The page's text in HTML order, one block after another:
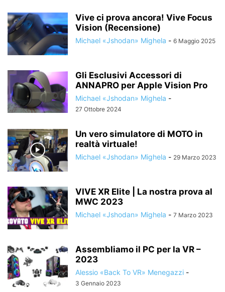
Vive ci prova ancora! Vive Focus
Vision (Recensione)
Michael «Jshodan» Mighela - 6 Maggio 2025
Gli Esclusivi Accessori di
ANNAPRO per Apple Vision Pro
Michael «Jshodan» Mighela -
27 Ottobre 2024
Un vero simulatore di MOTO in
realtà virtuale!
Michael «Jshodan» Mighela - 29 Marzo 2023
VIVE XR Elite | La nostra prova al
MWC 2023
Michael «Jshodan» Mighela - 7 Marzo 2023
Assembliamo il PC per la VR –
2023
Alessio «Back To VR» Menegazzi -
3 Gennaio 2023